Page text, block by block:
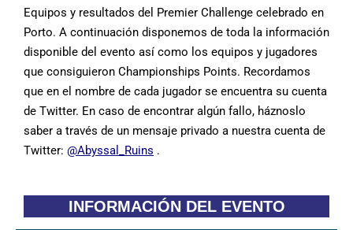
Equipos y resultados del Premier Challenge celebrado en
Porto. A continuación disponemos de toda la información
disponible del evento así como los equipos y jugadores
que consiguieron Championships Points. Recordamos
que en el nombre de cada jugador se encuentra su cuenta
de Twitter. En caso de encontrar algún fallo, háznoslo
saber a través de un mensaje privado a nuestra cuenta de
Twitter: @Abyssal_Ruins .
INFORMACIÓN DEL EVENTO